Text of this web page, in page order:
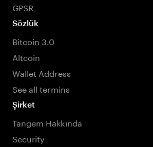
GPSR
Sözlük
Bitcoin 3.0
Altcoin
Wallet Address
See all termins
Şirket
Tangem Hakkında
Security